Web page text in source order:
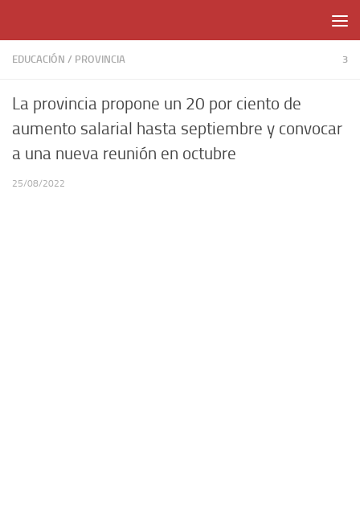
EDUCACIÓN / PROVINCIA 3
La provincia propone un 20 por ciento de
aumento salarial hasta septiembre y convocar
a una nueva reunión en octubre
25/08/2022